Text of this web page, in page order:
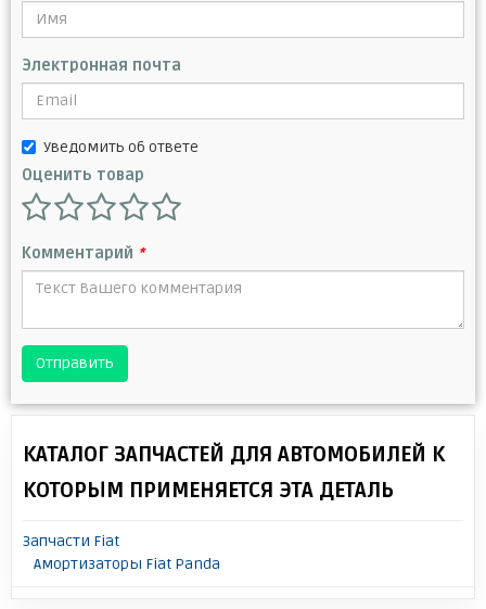
Электронная почта
Уведомить об ответе
Оценить товар
Комментарий *
Отправить
КАТАЛОГ ЗАПЧАСТЕЙ ДЛЯ АВТОМОБИЛЕЙ К
КОТОРЫМ ПРИМЕНЯЕТСЯ ЭТА ДЕТАЛЬ
Запчасти Fiat
Амортизаторы Fiat Panda